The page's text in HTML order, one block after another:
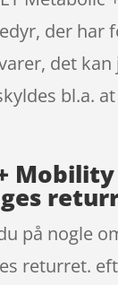
der har
det
bl.a.
+
på nogle
returret.